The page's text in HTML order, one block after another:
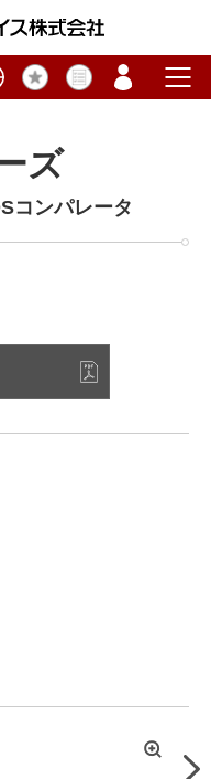
ズ
コンパレータ
拡